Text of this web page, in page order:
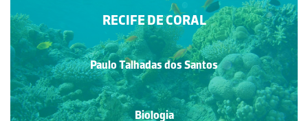
RECIFE DE CORAL
Paulo Talhadas dos Santos
Biologia